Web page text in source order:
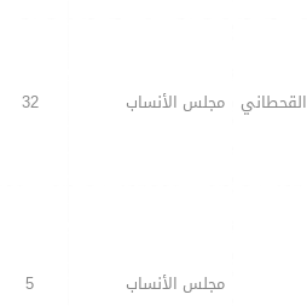
مجلس الأنساب 32
مجلس الأنساب 5